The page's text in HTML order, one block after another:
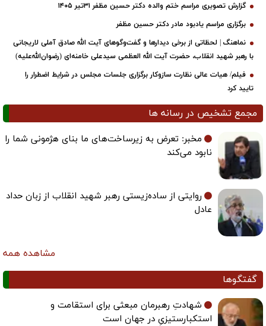
گزارش تصویری مراسم ختم والده دکتر حسین مظفر ۳۱تیر ۱۴۰۵
برگزاری مراسم یادبود مادر دکتر حسین مظفر
نماهنگ | لحظاتی از برخی دیدارها و گفت‌وگوهای آیت ‌الله صادق آملی لاریجانی
با رهبر شهید انقلاب، حضرت آیت‌ الله العظمی سیدعلی خامنه‌ای (رضوان‌الله‌علیه)
فیلم/ هیات عالی نظارت سازوکار برگزاری جلسات مجلس در شرایط اضطرار را
تایید کرد
مجمع تشخیص در رسانه ها
مخبر: تعرض به زیرساخت‌های ما بنای هژمونی شما را
نابود می‌کند
روایتی از ساده‌زیستی رهبر شهید انقلاب از زبان حداد
عادل
مشاهده همه
گفتگوها
شهادتِ رهبرمان مبعثی برای استقامت و
استکبارستیزیِ در جهان است